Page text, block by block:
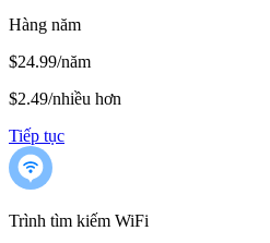
Hàng năm
$24.99/năm
$2.49/nhiều hơn
Tiếp tục
Trình tìm kiếm WiFi